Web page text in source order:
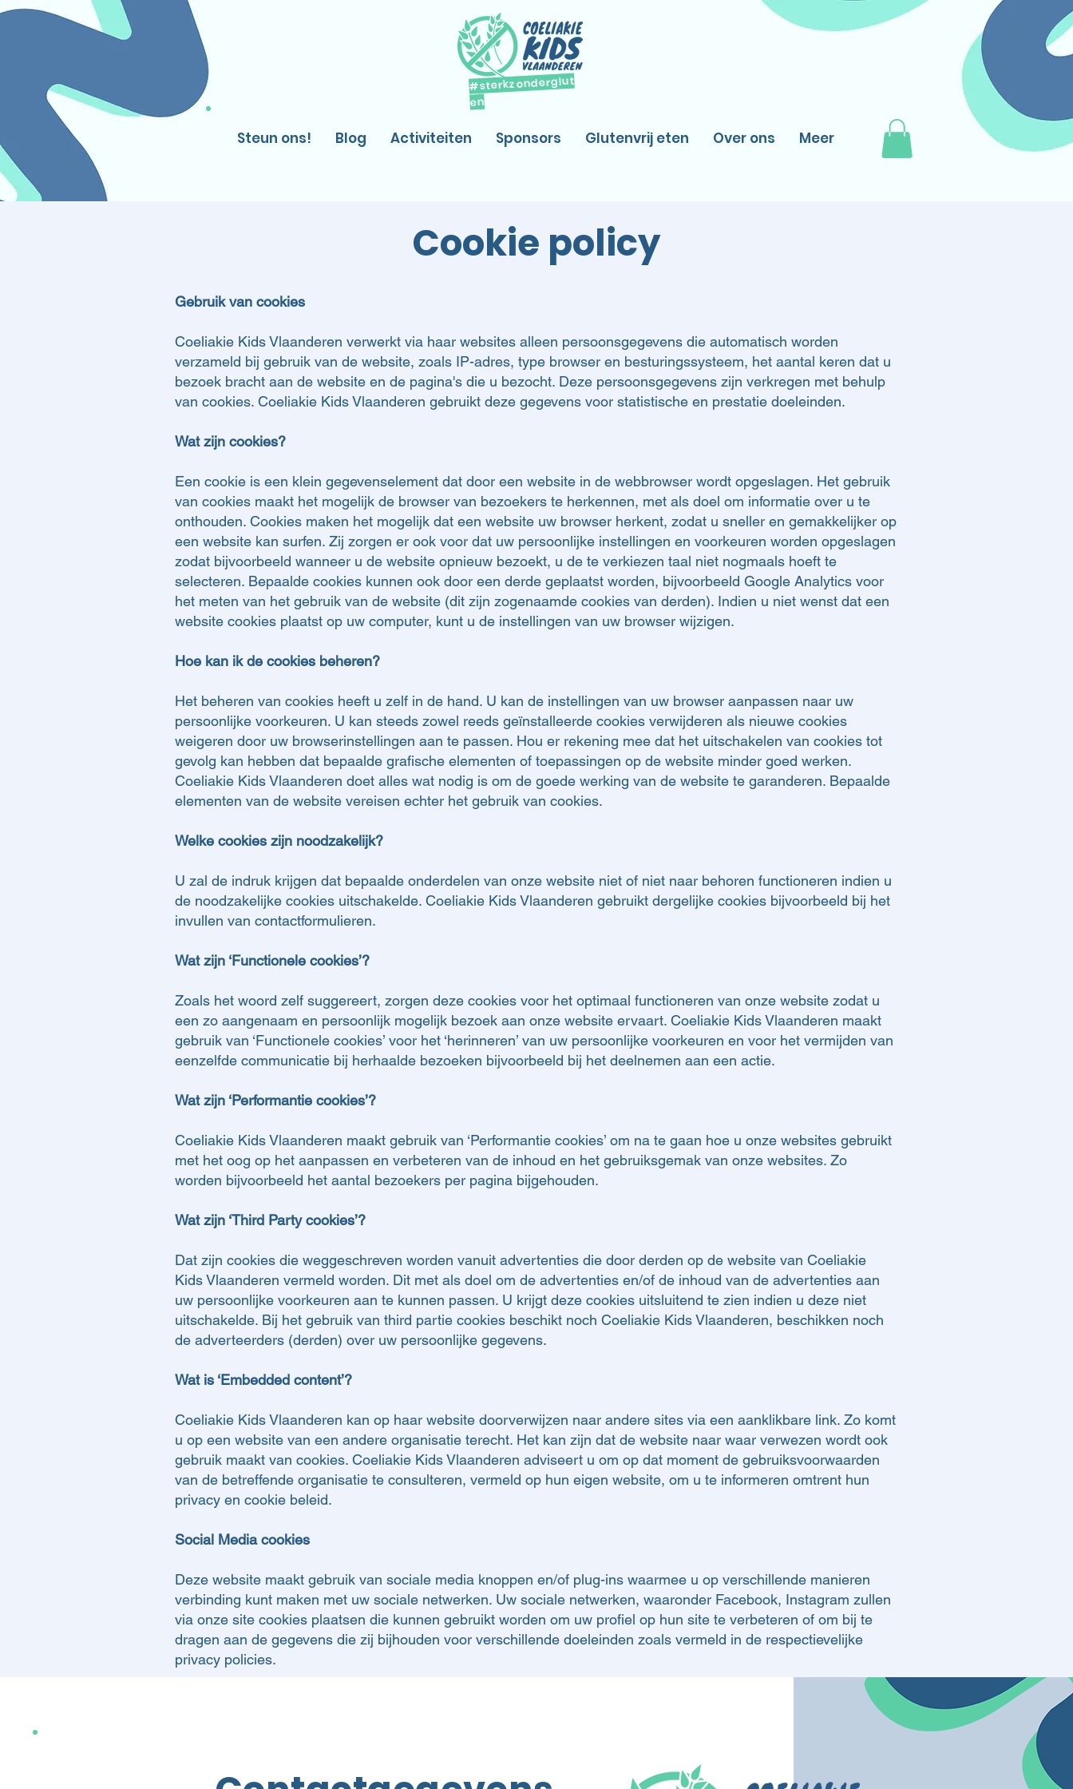
Steun ons! Blog Activiteiten Sponsors Glutenvrij eten Over ons Meer
#sterkzonderglut
en
Cookie policy
Gebruik van cookies
Coeliakie Kids Vlaanderen verwerkt via haar websites alleen persoonsgegevens die automatisch worden
verzameld bij gebruik van de website, zoals IP-adres, type browser en besturingssysteem, het aantal keren dat u
bezoek bracht aan de website en de pagina's die u bezocht. Deze persoonsgegevens zijn verkregen met behulp
van cookies. Coeliakie Kids Vlaanderen gebruikt deze gegevens voor statistische en prestatie doeleinden.
Wat zijn cookies?
Een cookie is een klein gegevenselement dat door een website in de webbrowser wordt opgeslagen. Het gebruik
van cookies maakt het mogelijk de browser van bezoekers te herkennen, met als doel om informatie over u te
onthouden. Cookies maken het mogelijk dat een website uw browser herkent, zodat u sneller en gemakkelijker op
een website kan surfen. Zij zorgen er ook voor dat uw persoonlijke instellingen en voorkeuren worden opgeslagen
zodat bijvoorbeeld wanneer u de website opnieuw bezoekt, u de te verkiezen taal niet nogmaals hoeft te
selecteren. Bepaalde cookies kunnen ook door een derde geplaatst worden, bijvoorbeeld Google Analytics voor
het meten van het gebruik van de website (dit zijn zogenaamde cookies van derden). Indien u niet wenst dat een
website cookies plaatst op uw computer, kunt u de instellingen van uw browser wijzigen.
Hoe kan ik de cookies beheren?
Het beheren van cookies heeft u zelf in de hand. U kan de instellingen van uw browser aanpassen naar uw
persoonlijke voorkeuren. U kan steeds zowel reeds geïnstalleerde cookies verwijderen als nieuwe cookies
weigeren door uw browserinstellingen aan te passen. Hou er rekening mee dat het uitschakelen van cookies tot
gevolg kan hebben dat bepaalde grafische elementen of toepassingen op de website minder goed werken.
Coeliakie Kids Vlaanderen doet alles wat nodig is om de goede werking van de website te garanderen. Bepaalde
elementen van de website vereisen echter het gebruik van cookies.
Welke cookies zijn noodzakelijk?
U zal de indruk krijgen dat bepaalde onderdelen van onze website niet of niet naar behoren functioneren indien u
de noodzakelijke cookies uitschakelde. Coeliakie Kids Vlaanderen gebruikt dergelijke cookies bijvoorbeeld bij het
invullen van contactformulieren.
Wat zijn ‘Functionele cookies’?
Zoals het woord zelf suggereert, zorgen deze cookies voor het optimaal functioneren van onze website zodat u
een zo aangenaam en persoonlijk mogelijk bezoek aan onze website ervaart. Coeliakie Kids Vlaanderen maakt
gebruik van ‘Functionele cookies’ voor het ‘herinneren’ van uw persoonlijke voorkeuren en voor het vermijden van
eenzelfde communicatie bij herhaalde bezoeken bijvoorbeeld bij het deelnemen aan een actie.
Wat zijn ‘Performantie cookies’?
Coeliakie Kids Vlaanderen maakt gebruik van ‘Performantie cookies’ om na te gaan hoe u onze websites gebruikt
met het oog op het aanpassen en verbeteren van de inhoud en het gebruiksgemak van onze websites. Zo
worden bijvoorbeeld het aantal bezoekers per pagina bijgehouden.
Wat zijn ‘Third Party cookies’?
Dat zijn cookies die weggeschreven worden vanuit advertenties die door derden op de website van Coeliakie
Kids Vlaanderen vermeld worden. Dit met als doel om de advertenties en/of de inhoud van de advertenties aan
uw persoonlijke voorkeuren aan te kunnen passen. U krijgt deze cookies uitsluitend te zien indien u deze niet
uitschakelde. Bij het gebruik van third partie cookies beschikt noch Coeliakie Kids Vlaanderen, beschikken noch
de adverteerders (derden) over uw persoonlijke gegevens.
Wat is ‘Embedded content’?
Coeliakie Kids Vlaanderen kan op haar website doorverwijzen naar andere sites via een aanklikbare link. Zo komt
u op een website van een andere organisatie terecht. Het kan zijn dat de website naar waar verwezen wordt ook
gebruik maakt van cookies. Coeliakie Kids Vlaanderen adviseert u om op dat moment de gebruiksvoorwaarden
van de betreffende organisatie te consulteren, vermeld op hun eigen website, om u te informeren omtrent hun
privacy en cookie beleid.
Social Media cookies
Deze website maakt gebruik van sociale media knoppen en/of plug-ins waarmee u op verschillende manieren
verbinding kunt maken met uw sociale netwerken. Uw sociale netwerken, waaronder Facebook, Instagram zullen
via onze site cookies plaatsen die kunnen gebruikt worden om uw profiel op hun site te verbeteren of om bij te
dragen aan de gegevens die zij bijhouden voor verschillende doeleinden zoals vermeld in de respectievelijke
privacy policies.